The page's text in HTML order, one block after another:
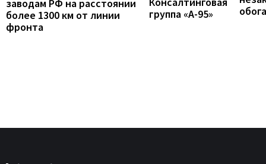
заводам РФ на расстоянии
более 1300 км от линии
фронта
группа «А-95»